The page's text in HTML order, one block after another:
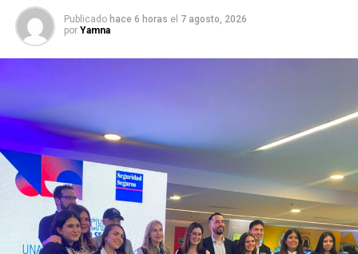
Publicado hace 6 horas el 7 agosto, 2026
por Yamna